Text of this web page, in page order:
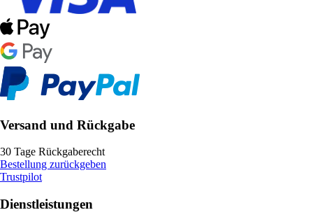
Versand und Rückgabe
30 Tage Rückgaberecht
Bestellung zurückgeben
Trustpilot
Dienstleistungen